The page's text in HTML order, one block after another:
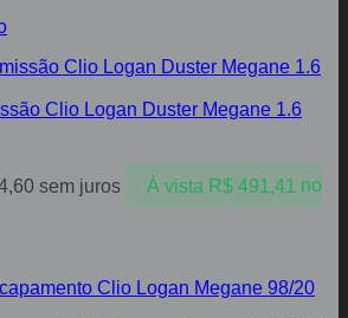
Clio Logan Duster Megane 1.6
sem juros À vista R$491,41 no